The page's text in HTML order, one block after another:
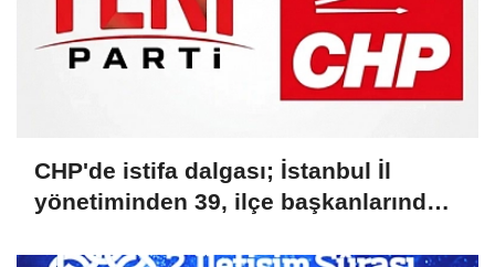
CHP'de istifa dalgası; İstanbul İl
yönetiminden 39, ilçe başkanlarından